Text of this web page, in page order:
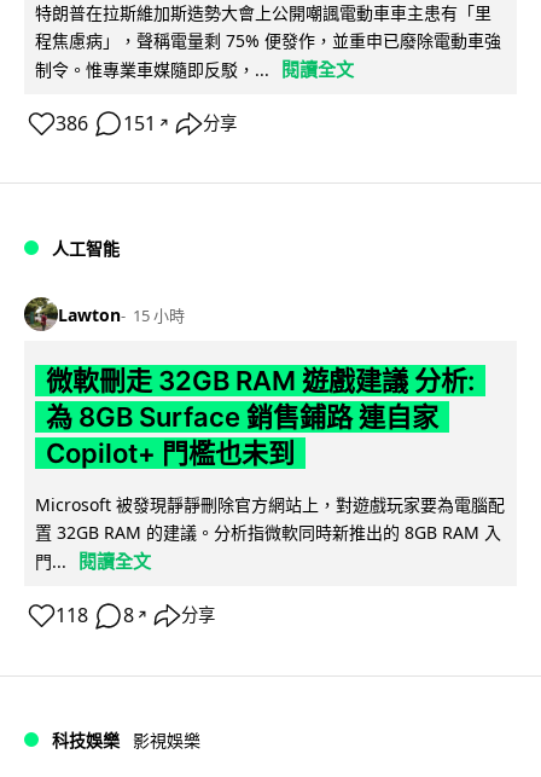
特朗普在拉斯維加斯造勢大會上公開嘲諷電動車車主患有「里
程焦慮病」，聲稱電量剩 75% 便發作，並重申已廢除電動車強
制令。惟專業車媒隨即反駁，...
閱讀全文
386 151 ↗ 分享
人工智能
Lawton 15 小時
微軟刪走 32GB RAM 遊戲建議 分析:
為 8GB Surface 銷售鋪路 連自家
Copilot+ 門檻也未到
Microsoft 被發現靜靜刪除官方網站上，對遊戲玩家要為電腦配
置 32GB RAM 的建議。分析指微軟同時新推出的 8GB RAM 入
門...
閱讀全文
118 8 ↗ 分享
科技娛樂 影視娛樂